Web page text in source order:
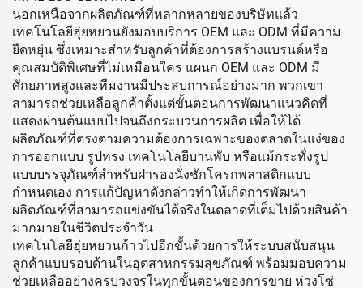
นอกเหนือจากผลิตภัณฑ์ที่หลากหลายของบริษัทแล้ว
เทคโนโลยีฮุ่ยหยวนยังมอบบริการ OEM และ ODM ที่มีความ
ยืดหยุ่น ซึ่งเหมาะสำหรับลูกค้าที่ต้องการสร้างแบรนด์หรือ
คุณสมบัติพิเศษที่ไม่เหมือนใคร แผนก OEM และ ODM มี
ศักยภาพสูงและทีมงานมีประสบการณ์อย่างมาก พวกเขา
สามารถช่วยเหลือลูกค้าตั้งแต่ขั้นตอนการพัฒนาแนวคิดที่
แสดงผ่านต้นแบบไปจนถึงกระบวนการผลิต เพื่อให้ได้
ผลิตภัณฑ์ที่ตรงตามความต้องการเฉพาะของตลาดในแง่ของ
การออกแบบ รูปทรง เทคโนโลยีบานพับ หรือแม้กระทั่งรูป
แบบบรรจุภัณฑ์สำหรับฝารองนั่งชักโครกพลาสติกแบบ
กำหนดเอง การแก้ปัญหาดังกล่าวทำให้เกิดการพัฒนา
ผลิตภัณฑ์ที่สามารถแข่งขันได้จริงในตลาดที่เต็มไปด้วยสินค้า
มากมายในชีวิตประจำวัน
เทคโนโลยีฮุ่ยหยวนก้าวไปอีกขั้นด้วยการให้ระบบสนับสนุน
ลูกค้าแบบรอบด้านในอุตสาหกรรมสุขภัณฑ์ พร้อมมอบความ
ช่วยเหลืออย่างครบวงจรในทุกขั้นตอนของการขาย ห่วงโซ่